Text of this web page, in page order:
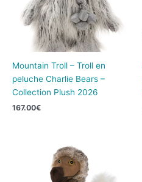
Mountain Troll – Troll en
peluche Charlie Bears –
Collection Plush 2026
167.00€